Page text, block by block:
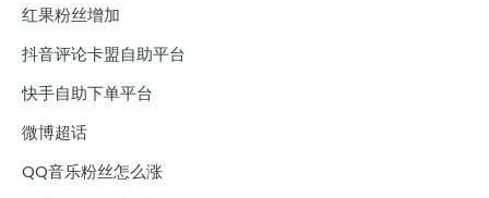
红果粉丝增加
抖音评论卡盟自助平台
快手自助下单平台
微博超话
QQ音乐粉丝怎么涨